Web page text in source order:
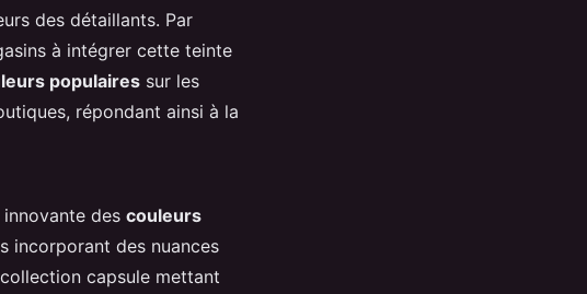
des détaillants. Par
à intégrer cette teinte
populaires sur les
répondant ainsi à la
des couleurs
incorporant des nuances
capsule mettant